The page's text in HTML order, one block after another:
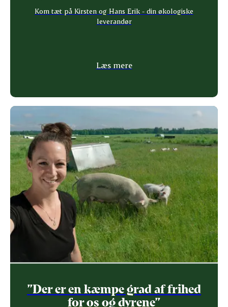
Kom tæt på Kirsten og Hans Erik - din økologiske
leverandør
Læs mere
”Der er en kæmpe grad af frihed
for os og dyrene”